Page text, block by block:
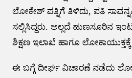
ಲೋಕೇಶ್ ಪತ್ನಿಗೆ ತಿಳಿದು, ಪತಿ
ಸಲ್ಲಿಸಿದ್ದರು. ಅಲ್ಲದೆ ಹುಣಸೂರಿನ
ಶಿಕ್ಷಣ ಇಲಾಖೆ ಹಾಗೂ ಲೋಕಾಯುಕ್ತಕ್ಕೆ
ಈ ಬಗ್ಗೆ ದೀರ್ಘ ವಿಚಾರಣೆ ನಡೆದು